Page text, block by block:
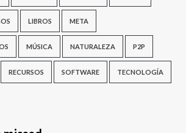
LIBROS META
MÚSICA NATURALEZA P2P
RECURSOS SOFTWARE TECNOLOGÍA